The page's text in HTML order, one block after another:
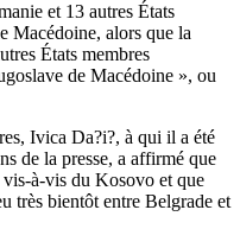
et 13 autres États
Macédoine, alors que la
États membres
de Macédoine », ou
Ivica Da?i?, à qui il a été
de la presse, a affirmé que
vis-à-vis du Kosovo et que
très bientôt entre Belgrade et